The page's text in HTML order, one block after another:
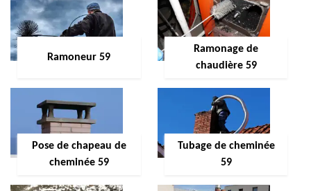
Ramoneur 59
Ramonage de
chaudière 59
Pose de chapeau de
cheminée 59
Tubage de cheminée
59